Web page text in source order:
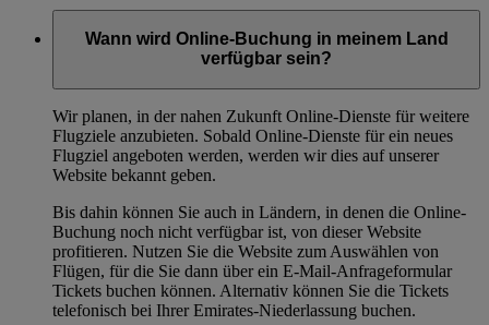
Wann wird Online-Buchung in meinem Land
verfügbar sein?
Wir planen, in der nahen Zukunft Online-Dienste für weitere
Flugziele anzubieten. Sobald Online-Dienste für ein neues
Flugziel angeboten werden, werden wir dies auf unserer
Website bekannt geben.
Bis dahin können Sie auch in Ländern, in denen die Online-
Buchung noch nicht verfügbar ist, von dieser Website
profitieren. Nutzen Sie die Website zum Auswählen von
Flügen, für die Sie dann über ein E-Mail-Anfrageformular
Tickets buchen können. Alternativ können Sie die Tickets
telefonisch bei Ihrer Emirates-Niederlassung buchen.